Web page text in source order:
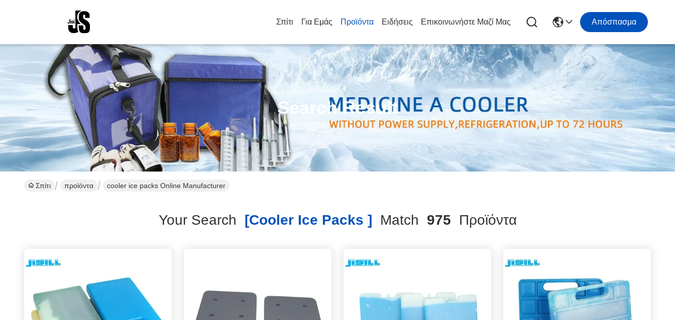
Σπίτι Για Εμάς Προϊόντα Ειδήσεις Επικοινωνήστε Μαζί Μας Απόσπασμα
Search Result
Σπίτι προϊόντα cooler ice packs Online Manufacturer
Your Search [cooler Ice Packs ] Match 975 Προϊόντα